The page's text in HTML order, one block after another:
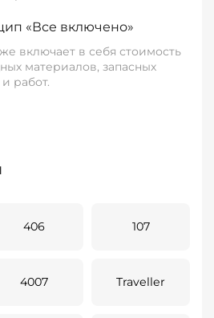
«Все включено»
включает в себя стоимость
материалов, запасных
работ.
406 107
4007 Traveller